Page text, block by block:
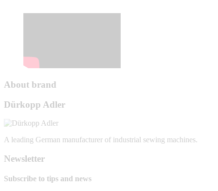
About brand
Dürkopp Adler
A leading German manufacturer of industrial sewing machines.
Newsletter
Subscribe to tips and news